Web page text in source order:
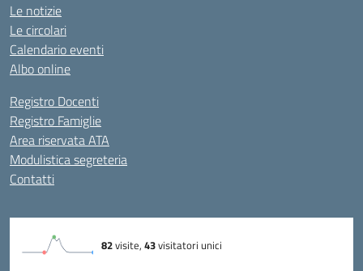
Le notizie
Le circolari
Calendario eventi
Albo online
Registro Docenti
Registro Famiglie
Area riservata ATA
Modulistica segreteria
Contatti